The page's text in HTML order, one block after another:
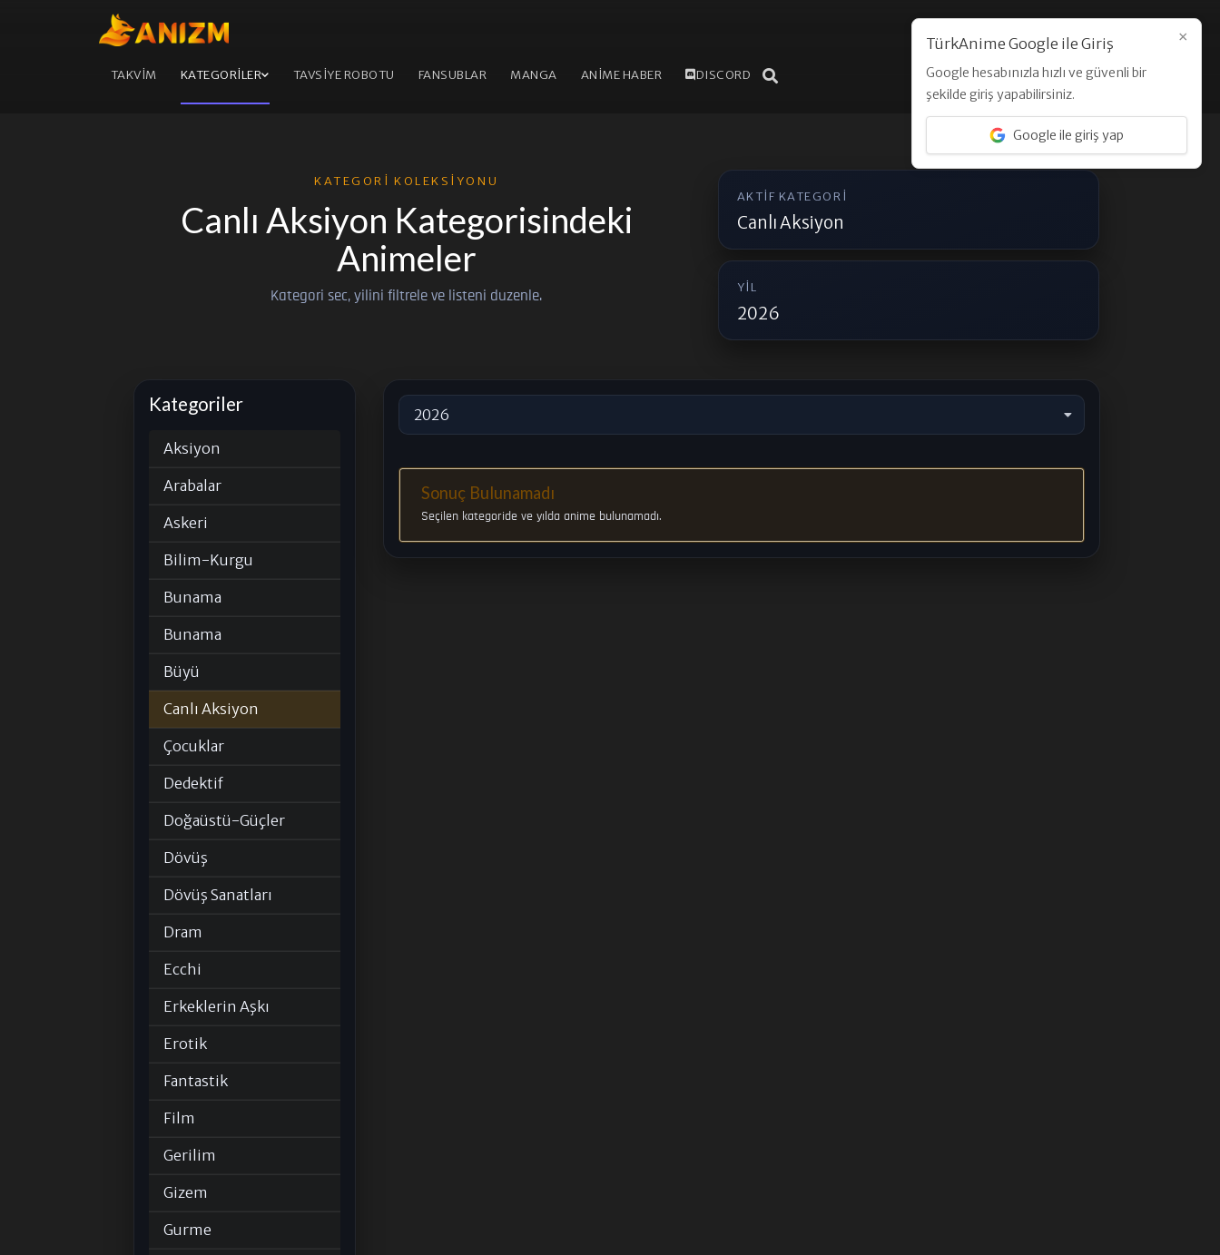
TAKVİM KATEGORİLER TAVSİYE ROBOTU FANSUBLAR MANGA ANİME HABER DISCORD Üye Ol Giriş Yap
KATEGORI KOLEKSIYONU
Canlı Aksiyon Kategorisindeki
Animeler
Kategori sec, yilini filtrele ve listeni duzenle.
AKTIF KATEGORI
Canlı Aksiyon
YIL
2026
Kategoriler
Aksiyon
Arabalar
Askeri
Bilim-Kurgu
Bunama
Bunama
Büyü
Canlı Aksiyon
Çocuklar
Dedektif
Doğaüstü-Güçler
Dövüş
Dövüş Sanatları
Dram
Ecchi
Erkeklerin Aşkı
Erotik
Fantastik
Film
Gerilim
Gizem
Gurme
2026
Sonuç Bulunamadı
Seçilen kategoride ve yılda anime bulunamadı.
×
TürkAnime Google ile Giriş
Google hesabınızla hızlı ve güvenli bir
şekilde giriş yapabilirsiniz.
Google ile giriş yap